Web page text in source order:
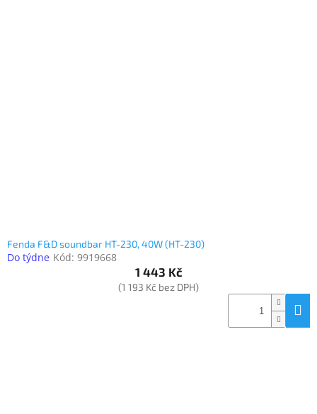
Fenda F&D soundbar HT-230, 40W (HT-230)
Do týdne Kód: 9919668
1 443 Kč
(1 193 Kč bez DPH)